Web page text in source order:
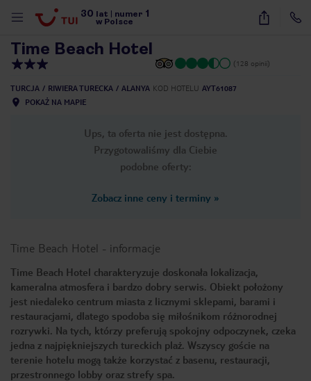
30 lat numer 1
w Polsce
38
Time Beach Hotel
(128 opinii)
TURCJA RIWIERA TURECKA ALANYA KOD HOTELU AYT61087
POKAŻ NA MAPIE
Ups, ta oferta nie jest dostępna.
Przygotowaliśmy dla Ciebie
podobne oferty:
Zobacz inne ceny i terminy »
Time Beach Hotel - informacje
Time Beach Hotel charakteryzuje doskonała lokalizacja,
kameralna atmosfera i bardzo dobry serwis. Obiekt położony
jest niedaleko centrum miasta z licznymi sklepami, barami i
restauracjami, dlatego spodoba się miłośnikom różnorodnej
rozrywki. Na tych, którzy preferują spokojny odpoczynek, czeka
jedna z najpiękniejszych tureckich plaż. Wszyscy goście na
terenie hotelu mogą także korzystać z basenu, restauracji,
przestronnego lobby oraz strefy spa.